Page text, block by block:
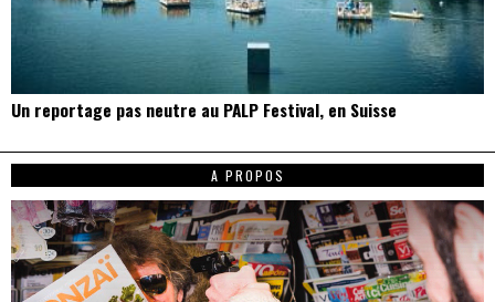
Un reportage pas neutre au PALP Festival, en Suisse
A PROPOS